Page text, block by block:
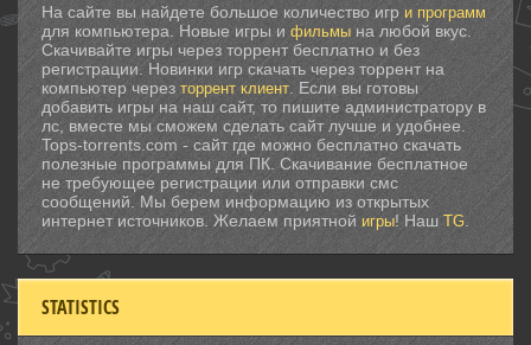
На сайте вы найдете большое количество игр и программ
для компьютера. Новые игры и фильмы на любой вкус.
Скачивайте игры через торрент бесплатно и без
регистрации. Новинки игр скачать через торрент на
компьютер через торрент клиент . Если вы готовы
добавить игры на наш сайт, то пишите администратору в
лс, вместе мы сможем сделать сайт лучше и удобнее.
Tops-torrents.com - сайт где можно бесплатно скачать
полезные программы для ПК. Скачивание бесплатное
не требующее регистрации или отправки смс
сообщений. Мы берем информацию из открытых
интернет источников. Желаем приятной игры! Наш TG
STATISTICS